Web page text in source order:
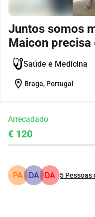
Juntos somos
Maicon precisa
Saúde e Medicina
location_on Braga, Portugal
Arrecadado
€ 120
PA DA DA 5 Pessoas